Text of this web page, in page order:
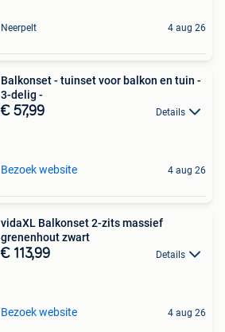
Neerpelt 4 aug 26
Balkonset - tuinset voor balkon en tuin -
3-delig -
€ 57,99 Details
Bezoek website 4 aug 26
vidaXL Balkonset 2-zits massief
grenenhout zwart
€ 113,99 Details
Bezoek website 4 aug 26